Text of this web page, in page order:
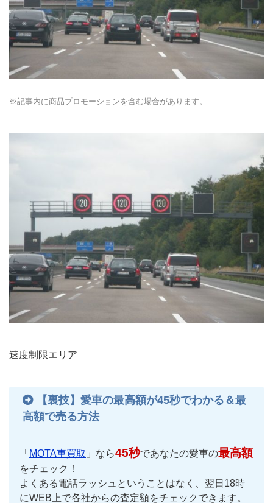
※記事内に商品プロモーションを含む場合があります。
速度制限エリア
【裏技】愛車の最高額が45秒でわかる＆最
高額で売る方法
「 MOTA車買取 」なら45秒であなたの愛車の最高額
をチェック！
よくある電話ラッシュということはなく、翌日18時
にWEB上で各社からの査定額をチェックできます。